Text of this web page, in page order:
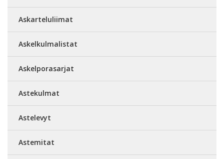
Askarteluliimat
Askelkulmalistat
Askelporasarjat
Astekulmat
Astelevyt
Astemitat